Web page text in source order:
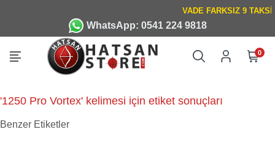
WhatsApp: 0541 224 9818
0
'1250 Pro Vortex' kelimesi için etiket sonuçları
Benzer Etiketler